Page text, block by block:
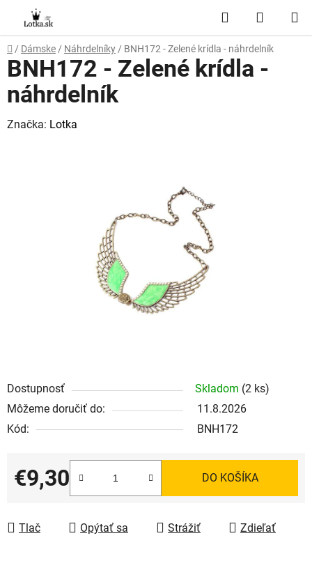
obsah
Hľadať
KOŠÍK
Domov
/ Dámske / Náhrdelníky / BNH172 - Zelené krídla - náhrdelník
Dostupnosť Skladom (2 ks)
Môžeme doručiť do:
11.8.2026
Kód:
BNH172
€9,30
Jednotková cena:
DO KOŠÍKA
Tlač Opýtať sa Strážiť Zdieľať
BNH172 - Zelené krídla -
náhrdelník
Značka: Lotka